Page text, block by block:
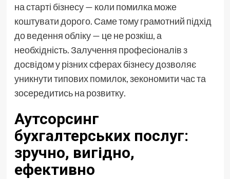
на старті бізнесу — коли помилка може
коштувати дорого. Саме тому грамотний підхід
до ведення обліку — це не розкіш, а
необхідність. Залучення професіоналів з
досвідом у різних сферах бізнесу дозволяє
уникнути типових помилок, зекономити час та
зосередитись на розвитку.
Аутсорсинг
бухгалтерських послуг:
зручно, вигідно,
ефективно